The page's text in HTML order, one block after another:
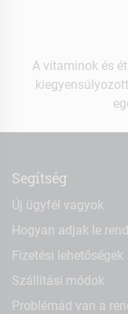
A vitaminok és
Segítség
Új ügyfél vagyok
Hogyan adjak le
Fizetési lehetőségek
Szállítási módok
Problémád van a